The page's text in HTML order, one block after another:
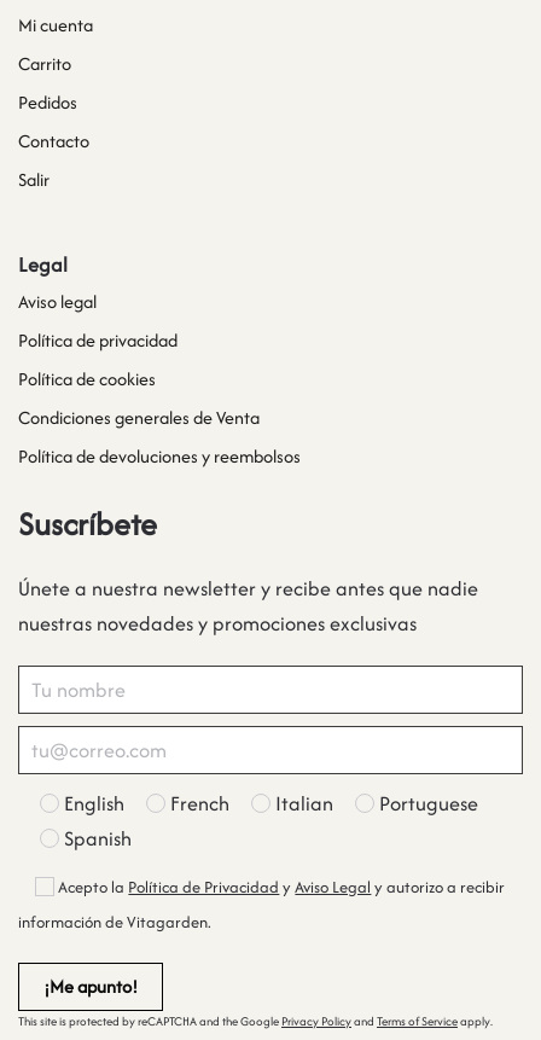
Mi cuenta
Carrito
Pedidos
Contacto
Salir
Legal
Aviso legal
Política de privacidad
Política de cookies
Condiciones generales de Venta
Política de devoluciones y reembolsos
Suscríbete
Únete a nuestra newsletter y recibe antes que nadie
nuestras novedades y promociones exclusivas
English French Italian
Portuguese
Spanish
Acepto la Política de Privacidad yAviso Legal y autorizo a recibir
información de Vitagarden.
This site is protected by reCAPTCHA and the Google Privacy Policyand Terms of Serviceapply.